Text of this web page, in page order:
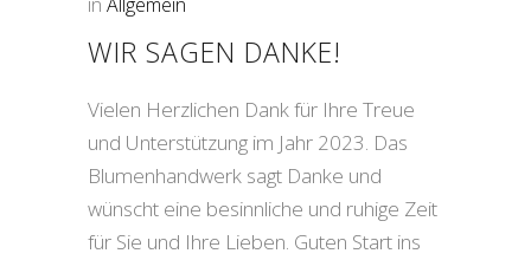
WIR SAGEN DANKE!
Vielen Herzlichen Dank für Ihre Treue
und Unterstützung im Jahr 2023. Das
Blumenhandwerk sagt Danke und
wünscht eine besinnliche und ruhige Zeit
für Sie und Ihre Lieben. Guten Start ins